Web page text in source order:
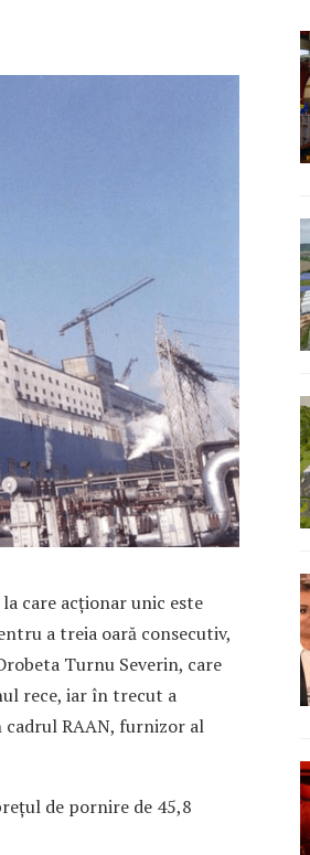
care acționar unic este
a treia oară consecutiv,
Turnu Severin, care
rece, iar în trecut a
cadrul RAAN, furnizor al
de pornire de 45,8